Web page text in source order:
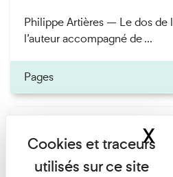
Philippe Artières — Le dos de
l’auteur accompagné de ...
Pages
Fanny Taillandier -
Invités de
X